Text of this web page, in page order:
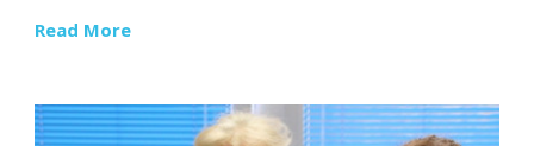
Read More